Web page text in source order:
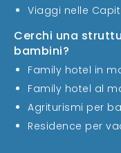
Viaggi nelle
Cerchi una
bambini?
Family hotel in
Family hotel al
Agriturismi per
Residence per